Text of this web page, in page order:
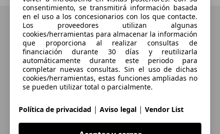
consentimiento, se transmitirá información basada
en el uso a los concesionarios con los que contacte.
Los proveedores utilizan algunas
cookies/herramientas para almacenar la información
que proporciona al realizar consultas de
financiación durante 30 días y reutilizarla
automáticamente durante este periodo para
completar nuevas consultas. Sin el uso de dichas
cookies/herramientas, estas funciones ampliadas no
se pueden utilizar total o parcialmente.
Política de privacidad | Aviso legal | Vendor List